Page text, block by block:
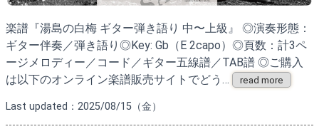
楽譜『湯島の白梅 ギター弾き語り 中〜上級』 ◎演奏形態：
ギター伴奏／弾き語り◎Key: Gb（E 2capo）◎頁数：計3ペ
ージメロディー／コード／ギター五線譜／TAB譜 ◎ご購入
は以下のオンライン楽譜販売サイトでどう…
read more
Last updated：2025/08/15（金）